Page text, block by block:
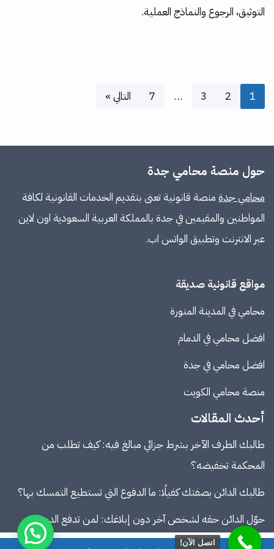
التوثيق، الرجوع والنماذج العملية.
1
2
3
…
7 التالي »
حول منصة محامي جدة
محامي جدة منصة قانونية تعنى بتقديم الخدمات القانونية لكافة
المواطنين والمقيمين في جدة بالمملكة العربية السعودية اون لاين
عبر الانترنت وتطبيق الواتس اب.
مواقع قانونية صديقة
محامي في المدينة المنورة
افضل محامي في الدمام
افضل محامي في جدة
منصة محامي الكويت
أحدث المقالات
طالبك الطرف الآخر بشرط جزائي مبالغ فيه: كيف تطلب من
المحكمة تخفيضه؟
طالبك الدائن بصفتك كفيلًا: ما الدفوع التي تستطيع التمسك بها؟
حوّل الدائن حقه لشخص آخر دون إبلاغك: لمن تدفع الدين؟
اتصل الآن!